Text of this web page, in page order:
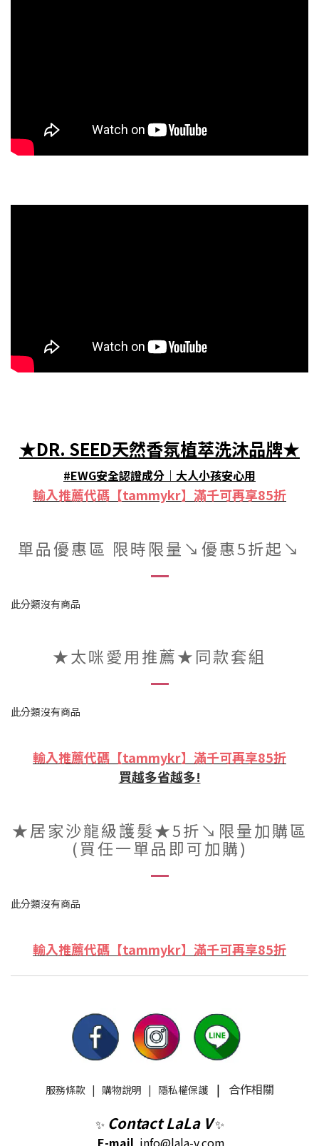
★DR. SEED天然香氛植萃洗沐品牌★
#EWG安全認證成分｜大人小孩安心用
輸入推薦代碼【tammykr】滿千可再享85折
單品優惠區 限時限量↘︎優惠5折起↘︎
此分類沒有商品
★太咪愛用推薦★同款套組
此分類沒有商品
輸入推薦代碼【tammykr】滿千可再享85折
買越多省越多!
★居家沙龍級護髮★5折↘限量加購區
(買任一單品即可加購)
此分類沒有商品
輸入推薦代碼【tammykr】滿千可再享85折
服務條款| 購物說明 | 隱私權保護| 合作相關
✨ Contact LaLa V✨